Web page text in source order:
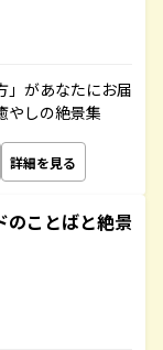
」があなたにお届
やしの絶景集
詳細を見る
のことばと絶景